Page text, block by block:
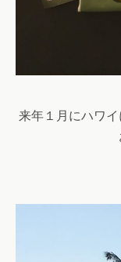
来年１月にハワ